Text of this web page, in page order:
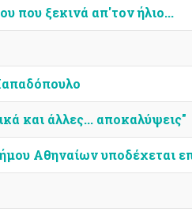
που ξεκινά απ'τον ήλιο...
και άλλες... αποκαλύψεις"
Αθηναίων υποδέχεται